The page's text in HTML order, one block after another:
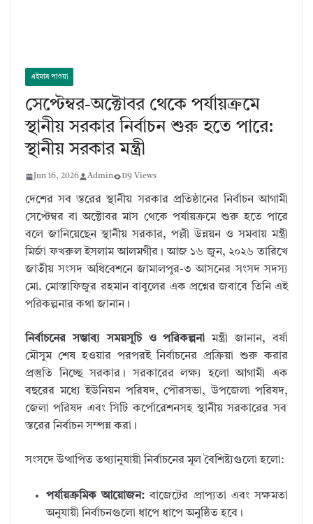
এইমাত্র পাওয়া
সেপ্টেম্বর-অক্টোবর থেকে পর্যায়ক্রমে
স্থানীয় সরকার নির্বাচন শুরু হতে পারে:
স্থানীয় সরকার মন্ত্রী
Jun 16, 2026 Admin 119 Views
দেশের সব স্তরের স্থানীয় সরকার প্রতিষ্ঠানের নির্বাচন আগামী
সেপ্টেম্বর বা অক্টোবর মাস থেকে পর্যায়ক্রমে শুরু হতে পারে
বলে জানিয়েছেন স্থানীয় সরকার, পল্লী উন্নয়ন ও সমবায় মন্ত্রী
মির্জা ফখরুল ইসলাম আলমগীর। আজ ১৬ জুন, ২০২৬ তারিখে
জাতীয় সংসদ অধিবেশনে জামালপুর-৩ আসনের সংসদ সদস্য
মো. মোস্তাফিজুর রহমান বাবুলের এক প্রশ্নের জবাবে তিনি এই
পরিকল্পনার কথা জানান।
নির্বাচনের সম্ভাব্য সময়সূচি ও পরিকল্পনা মন্ত্রী জানান, বর্ষা
মৌসুম শেষ হওয়ার পরপরই নির্বাচনের প্রক্রিয়া শুরু করার
প্রস্তুতি নিচ্ছে সরকার। সরকারের লক্ষ্য হলো আগামী এক
বছরের মধ্যে ইউনিয়ন পরিষদ, পৌরসভা, উপজেলা পরিষদ,
জেলা পরিষদ এবং সিটি কর্পোরেশনসহ স্থানীয় সরকারের সব
স্তরের নির্বাচন সম্পন্ন করা।
সংসদে উত্থাপিত তথ্যানুযায়ী নির্বাচনের মূল বৈশিষ্ট্যগুলো হলো:
পর্যায়ক্রমিক আয়োজন: বাজেটের প্রাপ্যতা এবং সক্ষমতা
অনুযায়ী নির্বাচনগুলো ধাপে ধাপে অনুষ্ঠিত হবে।